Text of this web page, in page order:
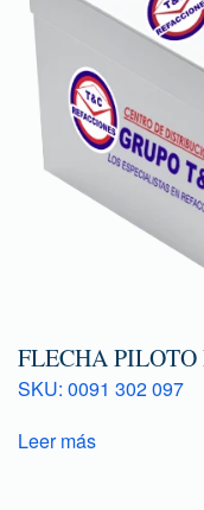
FLECHA PILOTO
SKU: 0091 302 097
Leer más